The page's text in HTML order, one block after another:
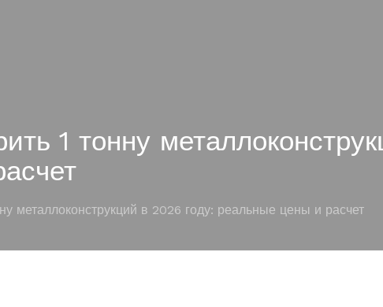
1 тонну
металлоконструкций в 2026 году: реальные цены и расчет